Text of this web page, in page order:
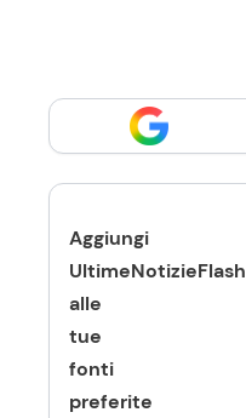
Aggiungi
UltimeNotizieFlash
alle
tue
fonti
preferite